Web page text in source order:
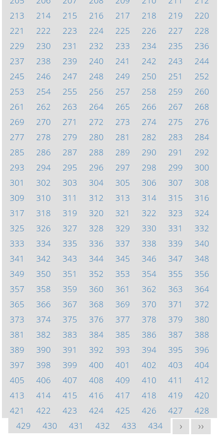
213
214 215 216 217 218 219
220
221
222 223 224 225 226 227
228
229
230 231 232 233 234 235
236
237
238 239 240 241 242 243
244
245
246 247 248 249 250 251
252
253
254 255 256 257 258 259
260
261
262 263 264 265 266 267
268
269
270 271 272 273 274 275
276
277
278 279 280 281 282 283
284
285
286 287 288 289 290 291
292
293
294 295 296 297 298 299
300
301
302 303 304 305 306 307
308
309
310 311 312 313 314 315
316
317
318 319 320 321 322 323
324
325
326 327 328 329 330 331
332
333
334 335 336 337 338 339
340
341
342 343 344 345 346 347
348
349
350 351 352 353 354 355
356
357
358 359 360 361 362 363
364
365
366 367 368 369 370 371
372
373
374 375 376 377 378 379
380
381
382 383 384 385 386 387
388
389
390 391 392 393 394 395
396
397
398 399 400 401 402 403
404
405
406 407 408 409 410 411
412
413
414 415 416 417 418 419
420
421
422 423 424 425 426 427
428
429
430 431 432 433 434 > >>